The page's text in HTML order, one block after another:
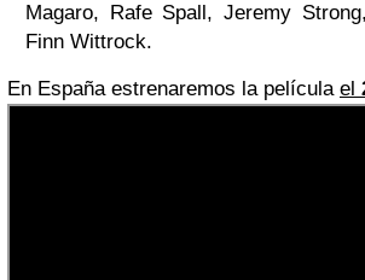
Magaro, Rafe Spall, Jeremy
Finn Wittrock.
En España estrenaremos la película el